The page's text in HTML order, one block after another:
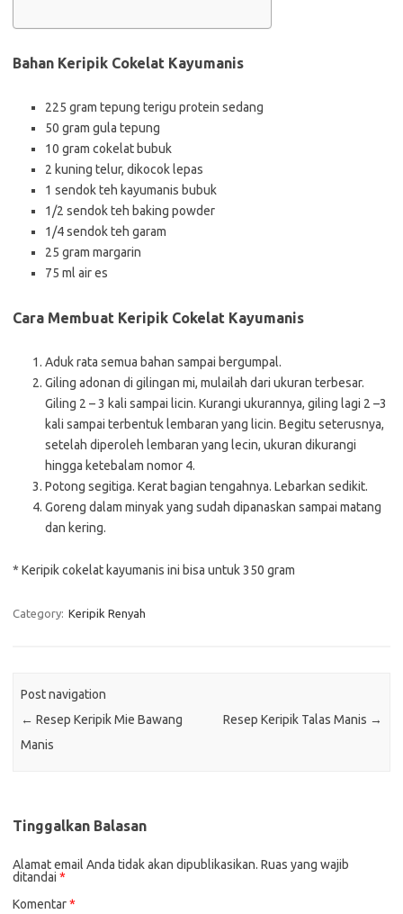
Bahan Keripik Cokelat Kayumanis
225 gram tepung terigu protein sedang
50 gram gula tepung
10 gram cokelat bubuk
2 kuning telur, dikocok lepas
1 sendok teh kayumanis bubuk
1/2 sendok teh baking powder
1/4 sendok teh garam
25 gram margarin
75 ml air es
Cara Membuat Keripik Cokelat Kayumanis
Aduk rata semua bahan sampai bergumpal.
Giling adonan di gilingan mi, mulailah dari ukuran terbesar.
Giling 2 – 3 kali sampai licin. Kurangi ukurannya, giling lagi 2 –3
kali sampai terbentuk lembaran yang licin. Begitu seterusnya,
setelah diperoleh lembaran yang lecin, ukuran dikurangi
hingga ketebalam nomor 4.
Potong segitiga. Kerat bagian tengahnya. Lebarkan sedikit.
Goreng dalam minyak yang sudah dipanaskan sampai matang
dan kering.
* Keripik cokelat kayumanis ini bisa untuk 350 gram
Category: Keripik Renyah
Post navigation
← Resep Keripik Mie Bawang
Manis
Resep Keripik Talas Manis →
Tinggalkan Balasan
Alamat email Anda tidak akan dipublikasikan. Ruas yang wajib
ditandai *
Komentar*